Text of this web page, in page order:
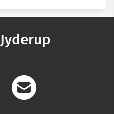
Jyderup